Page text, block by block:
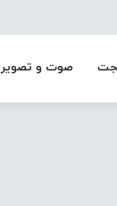
صوت و تصویر